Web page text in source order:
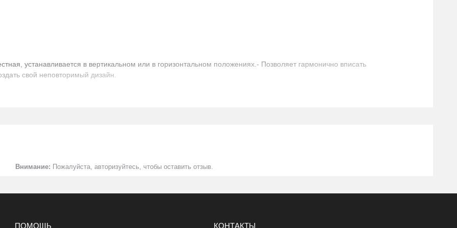
устанавливается в вертикальном или в горизонтальном положениях.- Позволяет гармонично вписать
свой неповторимый дизайн.
Нет
Горизонтальн. и вертикальн.
Нет
Внимание: Пожалуйста, авторизуйтесь, чтобы оставить отзыв.
ПОМОЩЬ КОНТАКТЫ